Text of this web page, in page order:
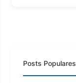
Posts Populares